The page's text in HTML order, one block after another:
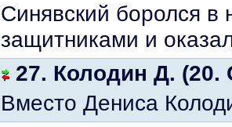
Синявский боролся
защитниками и
27. Колодин Д. (20.
Вместо Дениса